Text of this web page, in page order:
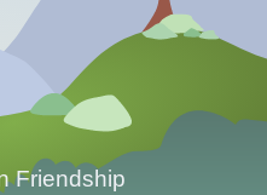
Friendship